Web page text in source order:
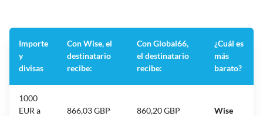
Importe
y
divisas
Con Wise, el
destinatario
recibe:
Con Global66,
el destinatario
recibe:
¿Cuál es
más
barato?
1000
EUR a
866,03 GBP 860,20 GBP Wise